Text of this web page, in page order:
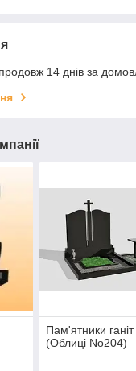
14 днів за
Пам'ятники
(Облиці No204)